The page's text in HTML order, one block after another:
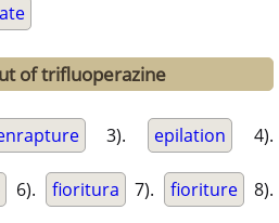
of trifluoperazine
3). epilation 4).
6). fioritura 7). fioriture 8).